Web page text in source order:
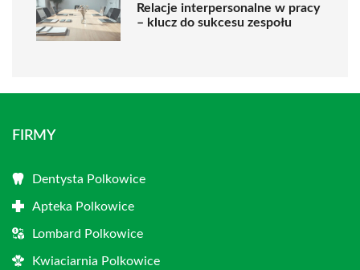
Relacje interpersonalne w pracy
– klucz do sukcesu zespołu
FIRMY
Dentysta Polkowice
Apteka Polkowice
Lombard Polkowice
Kwiaciarnia Polkowice